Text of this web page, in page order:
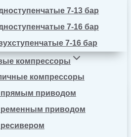
7-13 бар
7-16 бар
7-16 бар
компрессоры
компрессоры
приводом
приводом